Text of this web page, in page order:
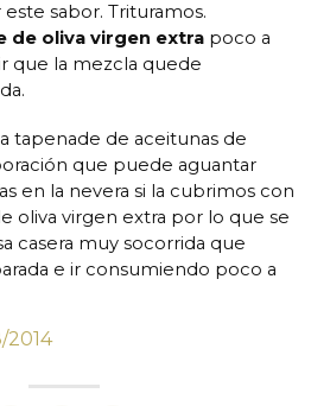
sabor. Trituramos.
de oliva virgen extra poco a
que la mezcla quede
tapenade de aceitunas de
que puede aguantar
en la nevera si la cubrimos con
oliva virgen extra por lo que se
casera muy socorrida que
e ir consumiendo poco a
2014